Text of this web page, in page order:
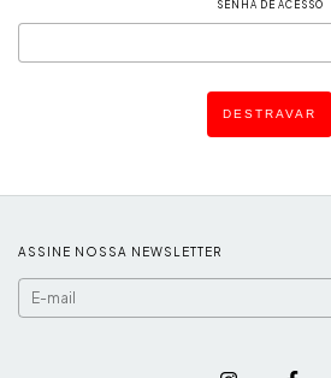
SENHA DE ACESSO
DESTRAVAR
ASSINE NOSSA NEWSLETTER